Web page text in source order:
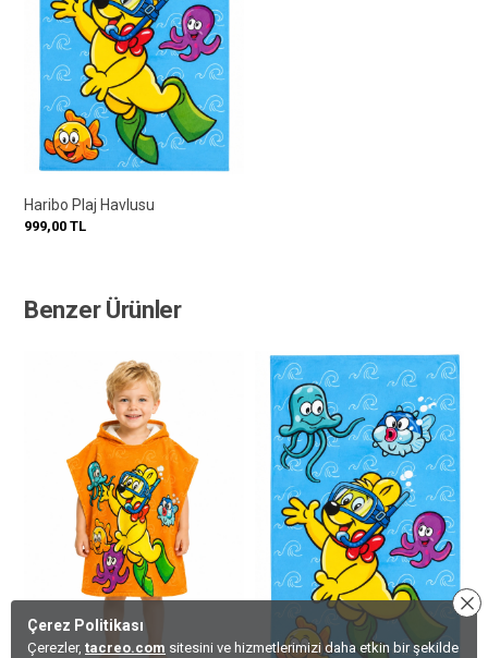
Haribo Plaj Havlusu
999,00 TL
Benzer Ürünler
Çerez Politikası
Çerezler, tacreo.com sitesini ve hizmetlerimizi daha etkin bir şekilde